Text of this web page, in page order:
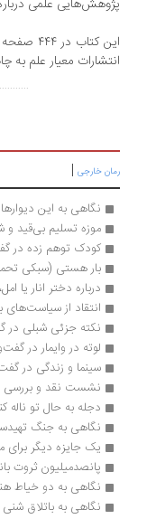
علمی درباره
معیار علم به چاپ
...............
.
خارجی|
نگاهی به این دیوارها مرا
موزه تسلیم بی‌قید و شرط
کودک توهم زده در گفت‌وگو
بار هستی (سبکی
درباره دختر انار یا امل،
انتقاد از سیاست‌های بوش و
نکته جزئی شبلی در
لوته در وایمار در گفت‌وگو
سینما و زندگی در گفت‌وگو
نشست نقد و بررسی نام او
دجله به حال تو ناله کند در
نگاهی به جنگ تهیدستان |
یک جایزه دیگر برای مگی
پانصدمیلیون ثروت
نگاهی به دو خیاط هندی |
نگاهی به باتلاق شنی |